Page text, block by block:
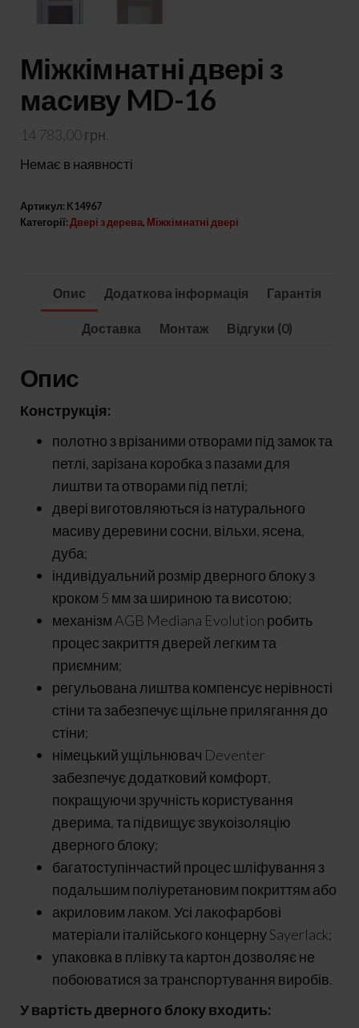
Міжкімнатні двері з
масиву MD-16
14 783,00грн.
Немає в наявності
Артикул: K14967
Категорії:Двері з дерева, Міжкімнатні двері
Опис Додаткова інформація Гарантія
Доставка Монтаж Відгуки (0)
Опис
Конструкція:
полотно з врізаними отворами під замок та
петлі, зарізана коробка з пазами для
лиштви та отворами під петлі;
двері виготовляються із натурального
масиву деревини сосни, вільхи, ясена,
дуба;
індивідуальний розмір дверного блоку з
кроком 5 мм за шириною та висотою;
механізм AGB Mediana Evolution робить
процес закриття дверей легким та
приємним;
регульована лиштва компенсує нерівності
стіни та забезпечує щільне прилягання до
стіни;
німецький ущільнювач Deventer
забезпечує додатковий комфорт,
покращуючи зручність користування
дверима, та підвищує звукоізоляцію
дверного блоку;
багатоступінчастий процес шліфування з
подальшим поліуретановим покриттям або
акриловим лаком. Усі лакофарбові
матеріали італійського концерну Sayerlack;
упаковка в плівку та картон дозволяє не
побоюватися за транспортування виробів.
У вартість дверного блоку входить: